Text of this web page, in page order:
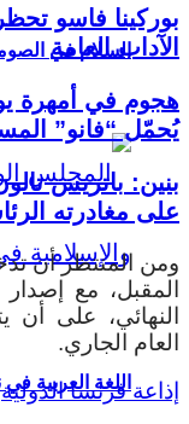
السلام في
اللغة العربية
الآداب العامة
يُحمّل “فانو”
على مغادرته
ومن المنتظر أن
المقبل، مع
النهائي، على أن
العام الجاري.
إذاعة فرنسا الدولية